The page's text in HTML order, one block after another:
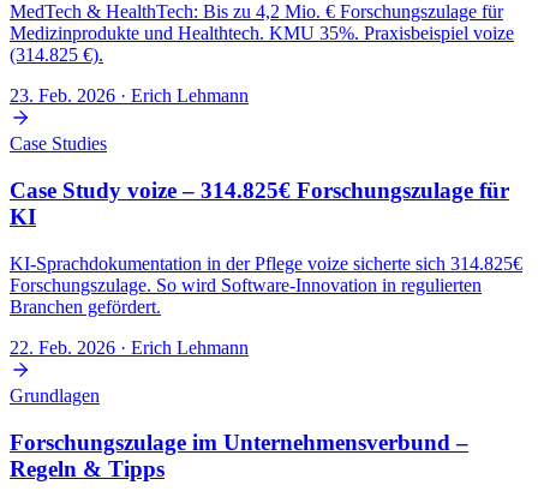
MedTech & HealthTech: Bis zu 4,2 Mio. € Forschungszulage für
Medizinprodukte und Healthtech. KMU 35%. Praxisbeispiel voize
(314.825 €).
23. Feb. 2026 · Erich Lehmann
Case Studies
Case Study voize – 314.825€ Forschungszulage für
KI
KI-Sprachdokumentation in der Pflege voize sicherte sich 314.825€
Forschungszulage. So wird Software-Innovation in regulierten
Branchen gefördert.
22. Feb. 2026 · Erich Lehmann
Grundlagen
Forschungszulage im Unternehmensverbund –
Regeln & Tipps